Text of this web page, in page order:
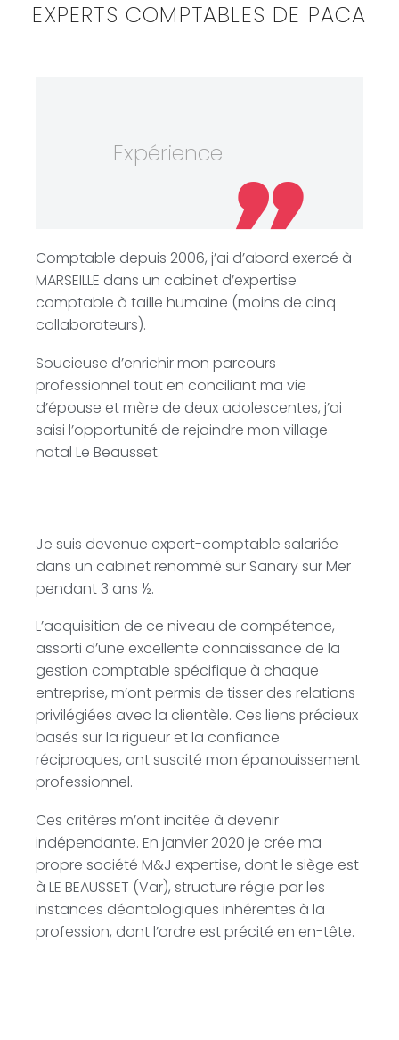
EXPERTS COMPTABLES DE PACA
Expérience
Comptable depuis 2006, j’ai d’abord exercé à
MARSEILLE dans un cabinet d’expertise
comptable à taille humaine (moins de cinq
collaborateurs).
Soucieuse d’enrichir mon parcours
professionnel tout en conciliant ma vie
d’épouse et mère de deux adolescentes, j’ai
saisi l’opportunité de rejoindre mon village
natal Le Beausset.
Je suis devenue expert-comptable salariée
dans un cabinet renommé sur Sanary sur Mer
pendant 3 ans ½.
L’acquisition de ce niveau de compétence,
assorti d’une excellente connaissance de la
gestion comptable spécifique à chaque
entreprise, m’ont permis de tisser des relations
privilégiées avec la clientèle. Ces liens précieux
basés sur la rigueur et la confiance
réciproques, ont suscité mon épanouissement
professionnel.
Ces critères m’ont incitée à devenir
indépendante. En janvier 2020 je crée ma
propre société M&J expertise, dont le siège est
à LE BEAUSSET (Var), structure régie par les
instances déontologiques inhérentes à la
profession, dont l’ordre est précité en en-tête.